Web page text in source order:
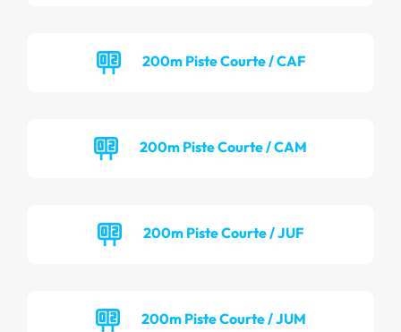
200m Piste Courte / CAF
200m Piste Courte / CAM
200m Piste Courte / JUF
200m Piste Courte / JUM